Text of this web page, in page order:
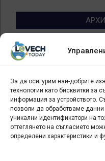
За да осигурим най-добрите
технологии като бисквитки за
информация за устройството.
позволи да обработваме
уникални идентификатори на
оттеглянето на съгласието
определени характеристики и
Архив
новини
Арт галерия
СЕВЕРОЗАПАДА
ТУРИСТИЧЕСКИ